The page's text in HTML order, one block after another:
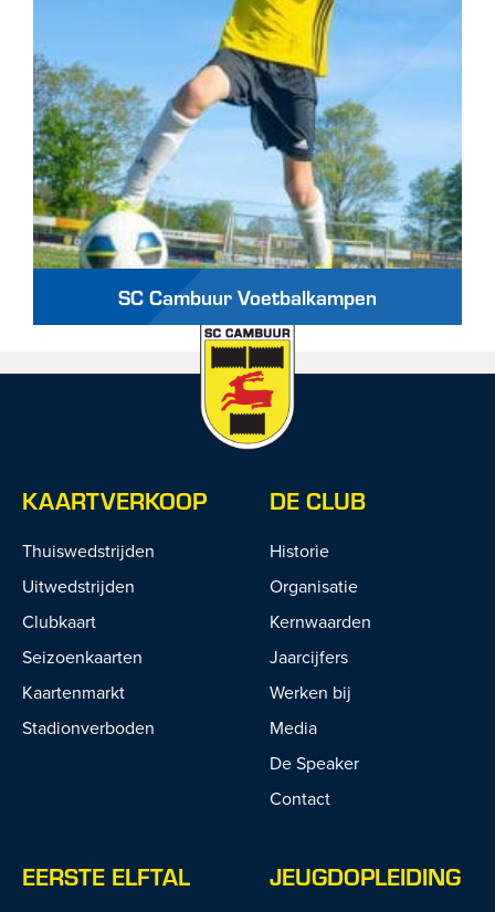
SC Cambuur Voetbalkampen
KAARTVERKOOP
Thuiswedstrijden
Uitwedstrijden
Clubkaart
Seizoenkaarten
Kaartenmarkt
Stadionverboden
DE CLUB
Historie
Organisatie
Kernwaarden
Jaarcijfers
Werken bij
Media
De Speaker
Contact
EERSTE ELFTAL JEUGDOPLEIDING